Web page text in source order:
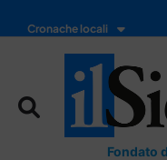
Cronache locali
Fondato